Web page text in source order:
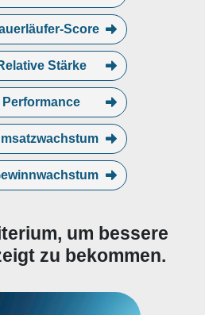
Score
Stärke
Performance
um bessere
zu bekommen.